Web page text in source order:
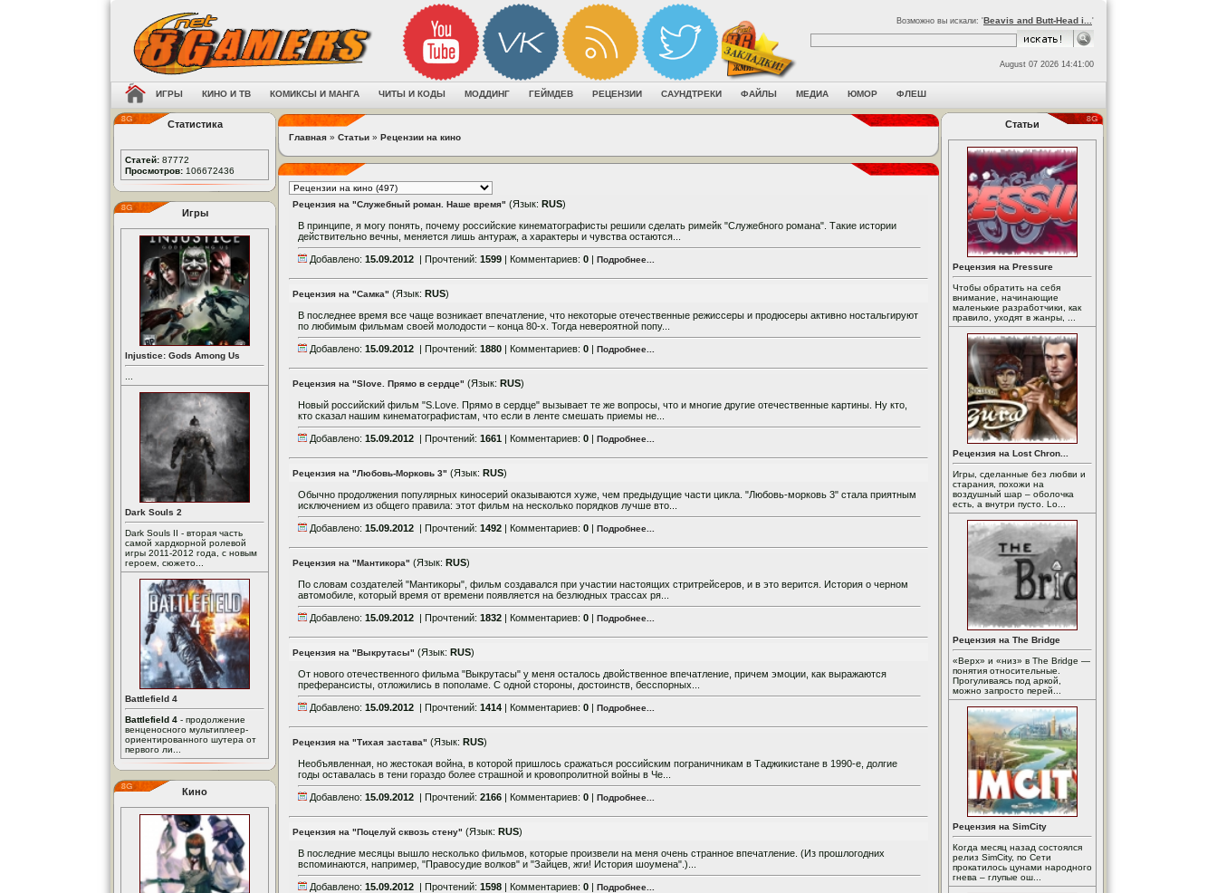
Возможно вы искали: 'Beavis and Butt-Head i... '
August 07 2026 14:41:00
ИГРЫ КИНО И ТВ КОМИКСЫ И МАНГА ЧИТЫ И КОДЫ МОДДИНГ ГЕЙМДЕВ РЕЦЕНЗИИ САУНДТРЕКИ ФАЙЛЫ МЕДИА ЮМОР ФЛЕШ
Статистика
Статей: 87772
Просмотров: 106672436
Игры
Injustice: Gods Among Us
Dark Souls 2
Dark Souls II - вторая часть
самой хардкорной ролевой
игры 2011-2012 года, с новым
героем, сюжето...
Battlefield 4
Battlefield 4 - продолжение
венценосного мультиплеер-
ориентированного шутера от
первого ли...
Кино
Главная » Статьи » Рецензии на кино
Рецензия на "Служебный роман. Наше время" (Язык: RUS)
В принципе, я могу понять, почему российские кинематографисты решили сделать римейк "Служебного романа". Такие истории
действительно вечны, меняется лишь антураж, а характеры и чувства остаются...
Добавлено: 15.09.2012 | Прочтений: 1599 | Комментариев: 0 | Подробнее...
Рецензия на "Самка" (Язык: RUS)
В последнее время все чаще возникает впечатление, что некоторые отечественные режиссеры и продюсеры активно ностальгируют
по любимым фильмам своей молодости – конца 80-х. Тогда невероятной попу...
Добавлено: 15.09.2012 | Прочтений: 1880 | Комментариев: 0 | Подробнее...
Рецензия на "Slove. Прямо в сердце" (Язык: RUS)
Новый российский фильм "S.Love. Прямо в сердце" вызывает те же вопросы, что и многие другие отечественные картины. Ну кто,
кто сказал нашим кинематографистам, что если в ленте смешать приемы не...
Добавлено: 15.09.2012 | Прочтений: 1661 | Комментариев: 0 | Подробнее...
Рецензия на "Любовь-Морковь 3" (Язык: RUS)
Обычно продолжения популярных киносерий оказываются хуже, чем предыдущие части цикла. "Любовь-морковь 3" стала приятным
исключением из общего правила: этот фильм на несколько порядков лучше вто...
Добавлено: 15.09.2012 | Прочтений: 1492 | Комментариев: 0 | Подробнее...
Рецензия на "Мантикора" (Язык: RUS)
По словам создателей "Мантикоры", фильм создавался при участии настоящих стритрейсеров, и в это верится. История о черном
автомобиле, который время от времени появляется на безлюдных трассах ря...
Добавлено: 15.09.2012 | Прочтений: 1832 | Комментариев: 0 | Подробнее...
Рецензия на "Выкрутасы" (Язык: RUS)
От нового отечественного фильма "Выкрутасы" у меня осталось двойственное впечатление, причем эмоции, как выражаются
преферансисты, отложились в пополаме. С одной стороны, достоинств, бесспорных...
Добавлено: 15.09.2012 | Прочтений: 1414 | Комментариев: 0 | Подробнее...
Рецензия на "Тихая застава" (Язык: RUS)
Необъявленная, но жестокая война, в которой пришлось сражаться российским пограничникам в Таджикистане в 1990-е, долгие
годы оставалась в тени гораздо более страшной и кровопролитной войны в Че...
Добавлено: 15.09.2012 | Прочтений: 2166 | Комментариев: 0 | Подробнее...
Рецензия на "Поцелуй сквозь стену" (Язык: RUS)
В последние месяцы вышло несколько фильмов, которые произвели на меня очень странное впечатление. (Из прошлогодних
вспоминаются, например, "Правосудие волков" и "Зайцев, жги! История шоумена".)...
Добавлено: 15.09.2012 | Прочтений: 1598 | Комментариев: 0 | Подробнее...
Статьи
Рецензия на Pressure
Чтобы обратить на себя
внимание, начинающие
маленькие разработчики, как
правило, уходят в жанры, ...
Рецензия на Lost Chron...
Игры, сделанные без любви и
старания, похожи на
воздушный шар – оболочка
есть, а внутри пусто. Lo...
Рецензия на The Bridge
«Верх» и «низ» в The Bridge —
понятия относительные.
Прогуливаясь под аркой,
можно запросто перей...
Рецензия на SimCity
Когда месяц назад состоялся
релиз SimCity, по Сети
прокатилось цунами народного
гнева – глупые ош...